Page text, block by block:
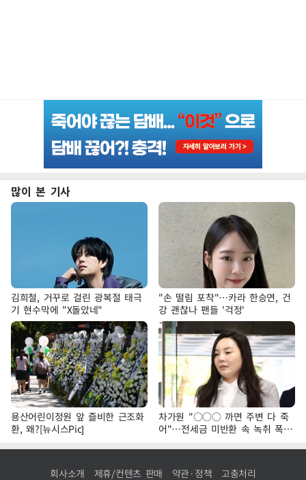
많이 본 기사
김희철, 거꾸로 걸린 광복절 태극
기 현수막에 "X돌았네"
"손 떨림 포착"…카라 한승연, 건
강 괜찮나 팬들 '걱정'
용산어린이정원 앞 즐비한 근조화
환, 왜?[뉴시스Pic]
차가원 "○○○ 까면 주변 다 죽
어"…전세금 미반환 속 녹취 폭로
파장
회사소개 제휴/컨텐츠 판매 약관·정책 고충처리